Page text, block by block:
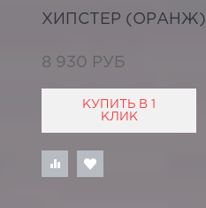
ХИПСТЕР (ОРАНЖ)
8 930 РУБ
КУПИТЬ В 1
КЛИК